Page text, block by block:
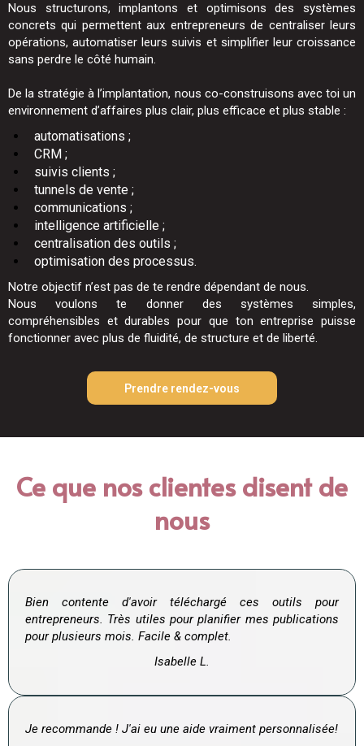
Nous structurons, implantons et optimisons des systèmes
concrets qui permettent aux entrepreneurs de centraliser leurs
opérations, automatiser leurs suivis et simplifier leur croissance
sans perdre le côté humain.
De la stratégie à l’implantation, nous co-construisons avec toi un
environnement d’affaires plus clair, plus efficace et plus stable :
automatisations ;
CRM ;
suivis clients ;
tunnels de vente ;
communications ;
intelligence artificielle ;
centralisation des outils ;
optimisation des processus.
Notre objectif n’est pas de te rendre dépendant de nous.
Nous voulons te donner des systèmes simples,
compréhensibles et durables pour que ton entreprise puisse
fonctionner avec plus de fluidité, de structure et de liberté.
Prendre rendez-vous
Ce que nos clientes disent de
nous
Bien contente d'avoir téléchargé ces outils pour
entrepreneurs. Très utiles pour planifier mes publications
pour plusieurs mois. Facile & complet.
Isabelle L.
Je recommande ! J'ai eu une aide vraiment personnalisée!